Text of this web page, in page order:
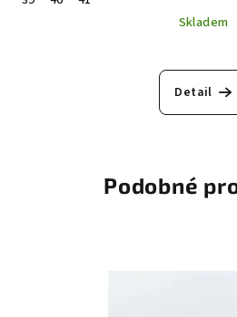
Skladem
Detail
Podobné